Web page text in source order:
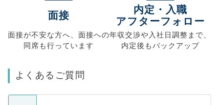
面接
面接が不安な方へ、 面接への
同席も行っています
内定・入職
アフターフォロー
年収交渉や入社日調整まで、
内定後もバックアップ
よくあるご質問